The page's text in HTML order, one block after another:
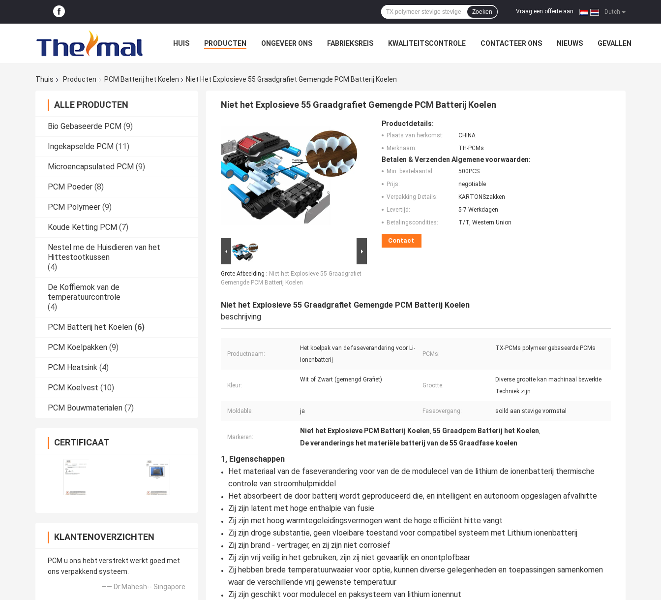
Dutch
Vraag een offerte aan
Zoeken
HUIS PRODUCTEN ONGEVEER ONS FABRIEKSREIS KWALITEITSCONTROLE CONTACTEER ONS NIEUWS GEVALLEN
Thuis Producten PCM Batterij het Koelen Niet Het Explosieve 55 Graadgrafiet Gemengde PCM Batterij Koelen
ALLE PRODUCTEN
Bio Gebaseerde PCM (9)
Ingekapselde PCM (11)
Microencapsulated PCM (9)
PCM Poeder (8)
PCM Polymeer (9)
Koude Ketting PCM (7)
Nestel me de Huisdieren van het
Hittestootkussen
(4)
De Koffiemok van de
temperatuurcontrole
(4)
PCM Batterij het Koelen (6)
PCM Koelpakken (9)
PCM Heatsink (4)
PCM Koelvest (10)
PCM Bouwmaterialen (7)
CERTIFICAAT
KLANTENOVERZICHTEN
PCM u ons hebt verstrekt werkt goed met
ons verpakkend systeem.
—— Dr.Mahesh-- Singapore
Niet het Explosieve 55 Graadgrafiet Gemengde PCM Batterij Koelen
Grote Afbeelding : Niet het Explosieve 55 Graadgrafiet
Gemengde PCM Batterij Koelen
Productdetails:
Plaats van herkomst:
CHINA
Merknaam:
TH-PCMs
Betalen & Verzenden Algemene voorwaarden:
Min. bestelaantal:
500PCS
Prijs:
negotiable
Verpakking Details:
KARTONSzakken
Levertijd:
5-7 Werkdagen
Betalingscondities:
T/T, Western Union
Contact
Niet het Explosieve 55 Graadgrafiet Gemengde PCM Batterij Koelen
beschrijving
Productnaam:
Het koelpak van de faseverandering voor Li-
Ionenbatterij
PCMs:
TX-PCMs polymeer gebaseerde PCMs
Kleur:
Wit of Zwart (gemengd Grafiet)
Grootte:
Diverse grootte kan machinaal bewerkte
Techniek zijn
Moldable: ja Faseovergang: soild aan stevige vormstal
Markeren:
Niet het Explosieve PCM Batterij Koelen, 55 Graadpcm Batterij het Koelen,
De veranderings het materiële batterij van de 55 Graadfase koelen
1, Eigenschappen
Het materiaal van de faseverandering voor van de de modulecel van de lithium de ionenbatterij thermische
controle van stroomhulpmiddel
Het absorbeert de door batterij wordt geproduceerd die, en intelligent en autonoom opgeslagen afvalhitte
Zij zijn latent met hoge enthalpie van fusie
Zij zijn met hoog warmtegeleidingsvermogen want de hoge efficiënt hitte vangt
Zij zijn droge substantie, geen vloeibare toestand voor compatibel systeem met Lithium ionenbatterij
Zij zijn brand - vertrager, en zij zijn niet corrosief
Zij zijn vrij veilig in het gebruiken, zijn zij niet gevaarlijk en onontplofbaar
Zij hebben brede temperatuurwaaier voor optie, kunnen diverse gelegenheden en toepassingen samenkomen
waar de verschillende vrij gewenste temperatuur
Zij zijn geschikt voor modulecel en paksysteem van lithium ionennut